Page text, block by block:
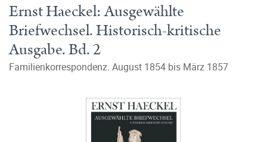
Ernst Haeckel: Ausgewählte
Briefwechsel. Historisch-kritische
Ausgabe. Bd. 2
Familienkorrespondenz. August 1854 bis März 1857